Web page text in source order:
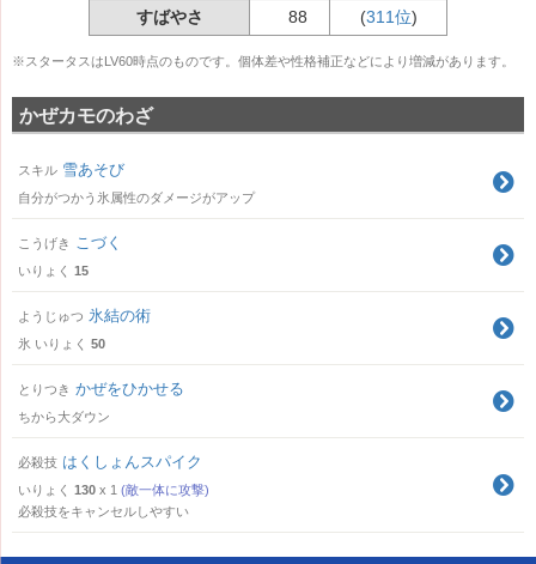
すばやさ
88 (311位)
※スタータスはLV60時点のものです。個体差や性格補正などにより増減があります。
かぜカモのわざ
スキル 雪あそび
自分がつかう氷属性のダメージがアップ
こうげき こづく
いりょく 15
ようじゅつ 氷結の術
氷 いりょく 50
とりつき かぜをひかせる
ちから大ダウン
必殺技 はくしょんスパイク
いりょく 130 x 1 (敵一体に攻撃)
必殺技をキャンセルしやすい